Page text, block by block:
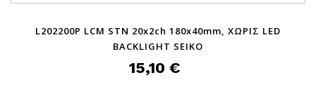
L202200P LCM STN 20x2ch 180x40mm, ΧΩΡΙΣ LED
BACKLIGHT SEIKO
15,10 €